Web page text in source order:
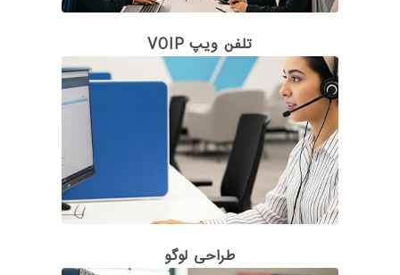
تلفن ویپ VOIP
طراحی لوگو